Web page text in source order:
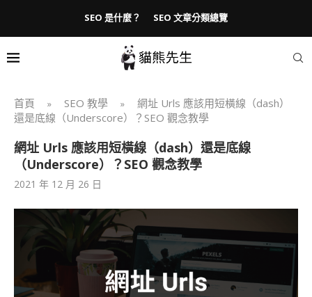
SEO 是什麼？ SEO 文章分類總覽
首頁 » SEO 教學 »
網址 Urls 應該用短橫線（dash）
還是底線（Underscore）？SEO 觀念教學
網址 Urls 應該用短橫線（dash）還是底線
（Underscore）？SEO 觀念教學
2021 年 12 月 26 日